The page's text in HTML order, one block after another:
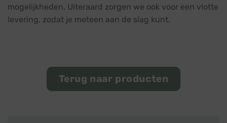
mogelijkheden. Uiteraard zorgen we ook voor een vlotte
levering, zodat je meteen aan de slag kunt.
Terug naar producten